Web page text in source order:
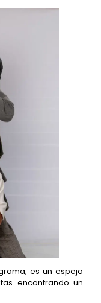
es un espejo
encontrando un